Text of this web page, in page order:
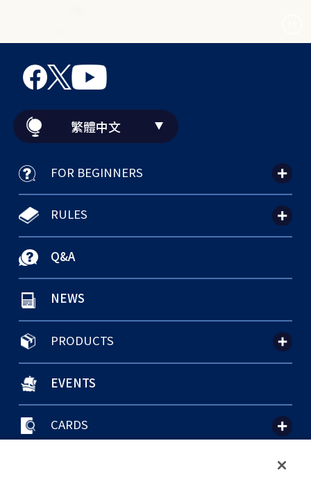
繁體中文
FOR BEGINNERS
RULES
Q&A
NEWS
PRODUCTS
EVENTS
CARDS